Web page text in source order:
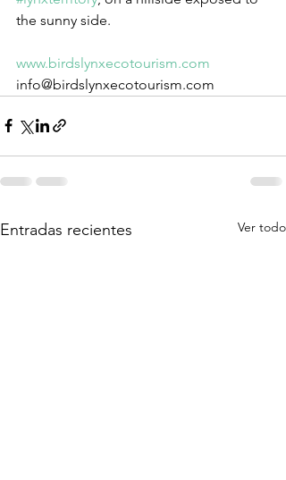
the sunny side.
www.birdslynxecotourism.com
info@birdslynxecotourism.com
Entradas recientes Ver todo